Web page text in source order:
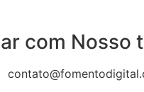
com Nosso